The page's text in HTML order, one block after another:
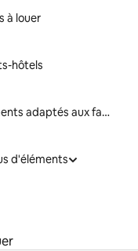
à louer
hôtels
Logements adaptés aux familles à louer
d'éléments